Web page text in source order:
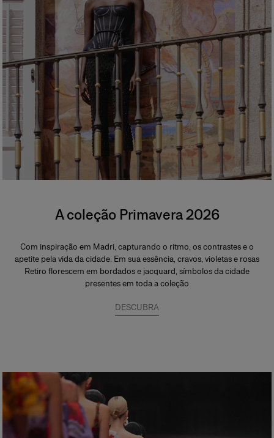
A coleção Primavera 2026
Com inspiração em Madri, capturando o ritmo, os contrastes e o
apetite pela vida da cidade. Em sua essência, cravos, violetas e rosas
Retiro florescem em bordados e jacquard, símbolos da cidade
presentes em toda a coleção
DESCUBRA